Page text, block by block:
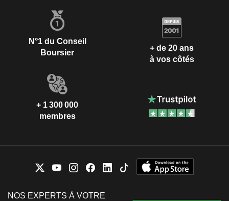
N°1 du Conseil
Boursier
+ de 20 ans
à vos côtés
+ 1 300 000
membres
NOS EXPERTS À VOTRE